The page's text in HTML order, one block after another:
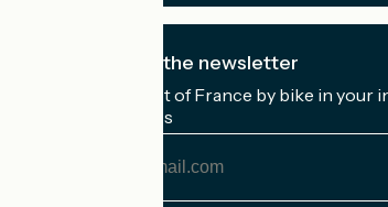
I subscribe to the newsletter
Receive the best of France by bike in your
My email address